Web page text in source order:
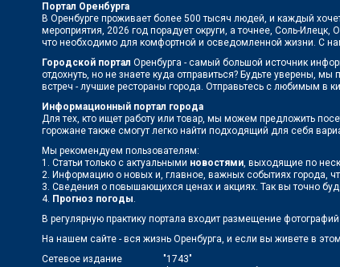
Портал Оренбурга
В Оренбурге проживает более 500 тысяч людей, и каждый
мероприятия, 2026 год порадует округи, а точнее, Соль-
что необходимо для комфортной и осведомленной жизни. С
Городской портал Оренбурга - самый большой источник
отдохнуть, но не знаете куда отправиться? Будьте уверены,
встреч - лучшие рестораны города. Отправьтесь с любимым в
Информационный портал города
Для тех, кто ищет работу или товар, мы можем предложить
горожане также смогут легко найти подходящий для себя
Мы рекомендуем пользователям:
1. Статьи только с актуальными новостями, выходящие по
2. Информацию о новых и, главное, важных событиях города,
3. Сведения о повышающихся ценах и акциях. Так вы точно
4. Прогноз погоды.
В регулярную практику портала входит размещение
На нашем сайте - вся жизнь Оренбурга, и если вы живете в
Сетевое издание
"1743"